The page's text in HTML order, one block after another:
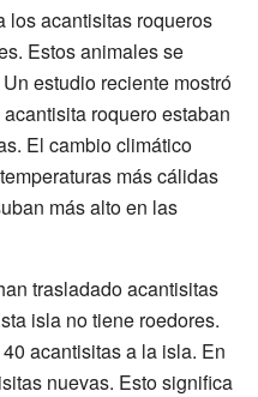
los acantisitas roqueros
Estos animales se
estudio reciente mostró
roquero estaban
El cambio climático
más cálidas
más alto en las
trasladado acantisitas
isla no tiene roedores.
acantisitas a la isla. En
nuevas. Esto significa